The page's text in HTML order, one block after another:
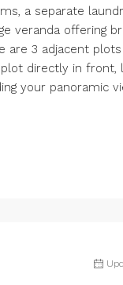
a separate
veranda offering
are 3 adjacent
directly in front,
your panoramic